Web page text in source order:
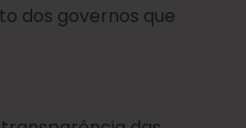
dos governos que